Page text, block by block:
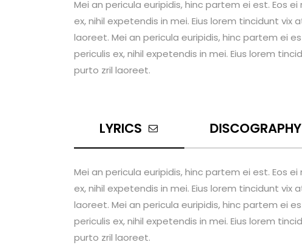
Mei an pericula euripidis, hinc partem ei est. Eos
ex, nihil expetendis in mei. Eius lorem tincidunt
laoreet. Mei an pericula euripidis, hinc partem ei
periculis ex, nihil expetendis in mei. Eius lorem
purto zril laoreet.
LYRICS DISCOGRAPHY
Mei an pericula euripidis, hinc partem ei est. Eos
ex, nihil expetendis in mei. Eius lorem tincidunt
laoreet. Mei an pericula euripidis, hinc partem ei
periculis ex, nihil expetendis in mei. Eius lorem
purto zril laoreet.